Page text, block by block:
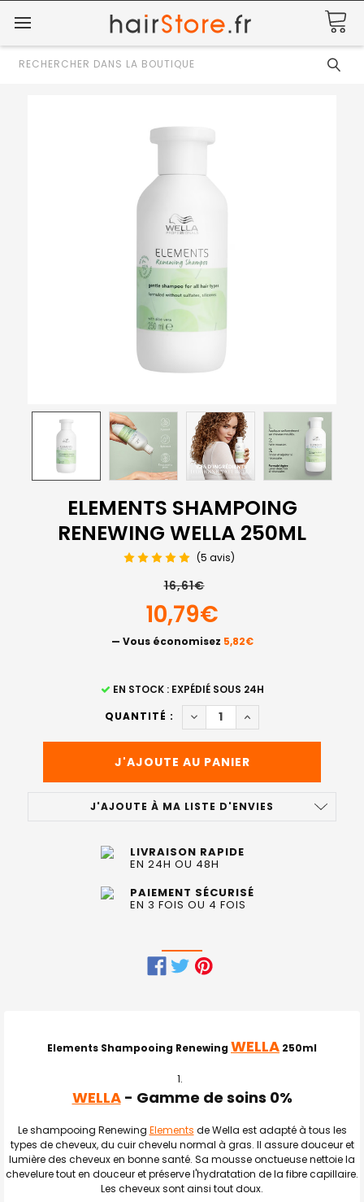
Rechercher
ELEMENTS SHAMPOING
RENEWING WELLA 250ML
(5 avis)
16,61€
10,79€
— Vous économisez 5,82€
EN STOCK : EXPÉDIÉ SOUS 24H
QUANTITÉ :
DIMINUER LA QUANTITÉ DE
AUGMENTER LA
J'AJOUTE À MA LISTE D'ENVIES
LIVRAISON RAPIDE
EN 24H OU 48H
PAIEMENT SÉCURISÉ
EN 3 FOIS OU 4 FOIS
ENSEMBLE
TOUT
SELECTIONNER
J'AJOUTE
LA
SÉLECTION
AU PANIER
Elements Shampooing Renewing WELLA 250ml
WELLA- Gamme de soins 0%
Le shampooing Renewing Elements de Wella est adapté à tous les
types de cheveux, du cuir chevelu normal à gras. Il assure douceur et
lumière des cheveux en bonne santé. Sa mousse onctueuse nettoie la
chevelure tout en douceur et préserve l'hydratation de la fibre capillaire.
Les cheveux sont ainsi tout doux.